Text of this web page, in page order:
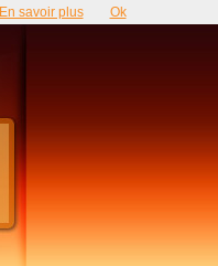
En savoir plus Ok